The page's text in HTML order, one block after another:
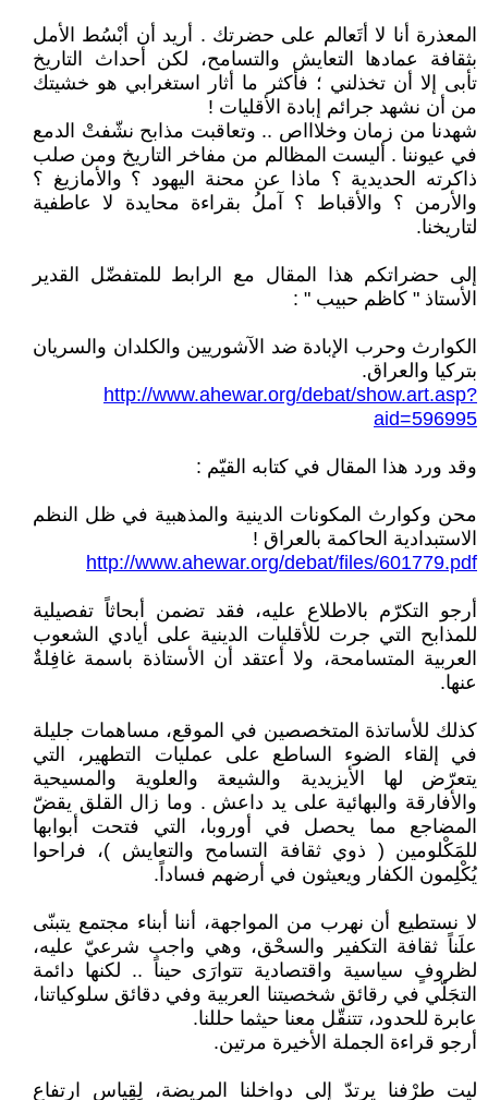
المعذرة أنا لا أتَعالم على حضرتك . أريد أن أبْسُط الأمل
بثقافة عمادها التعايش والتسامح، لكن أحداث التاريخ
تأبى إلا أن تخذلني ؛ فأكثر ما أثار استغرابي هو خشيتك
من أن نشهد جرائم إبادة الأقليات !
شهدنا من زمان وخلاااص .. وتعاقبت مذابح نشّفتْ الدمع
في عيوننا . أليست المظالم من مفاخر التاريخ ومن صلب
ذاكرته الحديدية ؟ ماذا عن محنة اليهود ؟ والأمازيغ ؟
والأرمن ؟ والأقباط ؟ آملُ بقراءة محايدة لا عاطفية
لتاريخنا.
إلى حضراتكم هذا المقال مع الرابط للمتفضّل القدير
الأستاذ " كاظم حبيب " :
الكوارث وحرب الإبادة ضد الآشوريين والكلدان والسريان
بتركيا والعراق.
http://www.ahewar.org/debat/show.art.asp?
aid=596995
وقد ورد هذا المقال في كتابه القيّم :
محن وكوارث المكونات الدينية والمذهبية في ظل النظم
الاستبدادية الحاكمة بالعراق !
http://www.ahewar.org/debat/files/601779.pdf
أرجو التكرّم بالاطلاع عليه، فقد تضمن أبحاثاً تفصيلية
للمذابح التي جرت للأقليات الدينية على أيادي الشعوب
العربية المتسامحة، ولا أعتقد أن الأستاذة باسمة غافِلةٌ
عنها.
كذلك للأساتذة المتخصصين في الموقع، مساهمات جليلة
في إلقاء الضوء الساطع على عمليات التطهير، التي
يتعرّض لها الأيزيدية والشيعة والعلوية والمسيحية
والأفارقة والبهائية على يد داعش . وما زال القلق يقضّ
المضاجع مما يحصل في أوروبا، التي فتحت أبوابها
للمَكْلومين ( ذوي ثقافة التسامح والتعايش )، فراحوا
يُكْلِمون الكفار ويعيثون في أرضهم فساداً.
لا نستطيع أن نهرب من المواجهة، أننا أبناء مجتمع يتبنّى
علَناً ثقافة التكفير والسحْق، وهي واجب شرعيّ عليه،
لظروفٍ سياسية واقتصادية تتوارَى حيناً .. لكنها دائمة
التجَلّي في رقائق شخصيتنا العربية وفي دقائق سلوكياتنا،
عابرة للحدود، تتنقّل معنا حيثما حللنا.
أرجو قراءة الجملة الأخيرة مرتين.
ليت طرْفنا يرتدّ إلى دواخلنا المريضة، لِقِياس ارتفاع